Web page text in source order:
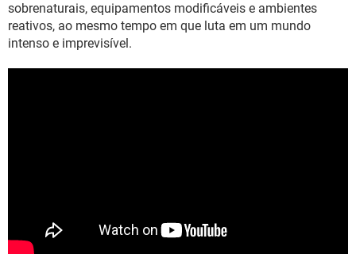
sobrenaturais, equipamentos modificáveis e ambientes
reativos, ao mesmo tempo em que luta em um mundo
intenso e imprevisível.